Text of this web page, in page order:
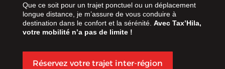
Que ce soit pour un trajet ponctuel ou un déplacement
longue distance, je m’assure de vous conduire à
destination dans le confort et la sérénité. Avec Tax’Hila,
votre mobilité n’a pas de limite !
Réservez votre trajet inter-région